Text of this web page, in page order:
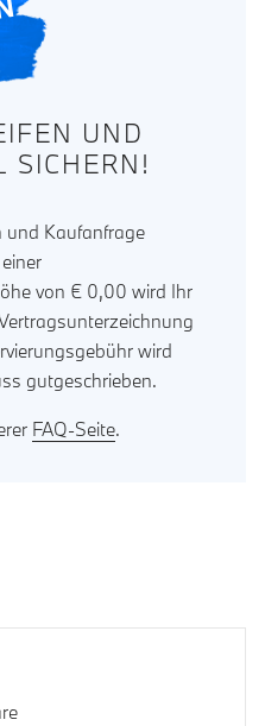
UND
SICHERN!
und Kaufanfrage
von € 0,00 wird Ihr
wird
gutgeschrieben.
FAQ-Seite.